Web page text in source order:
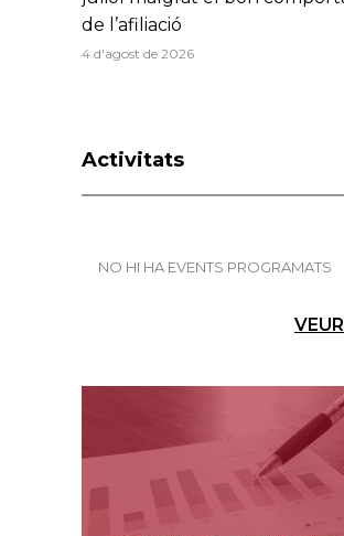
de l’afiliació
4 d'agost de 2026
Activitats
NO HI HA EVENTS PROGRAMATS